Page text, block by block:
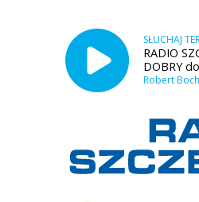
SŁUCHAJ
RADIO
DOBRY
Robert